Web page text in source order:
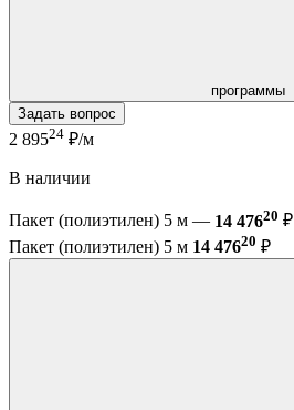
программы
Задать вопрос
2 89524 ₽/м
В наличии
Пакет (полиэтилен) 5 м — 14 47620 ₽
Пакет (полиэтилен) 5 м 14 47620 ₽